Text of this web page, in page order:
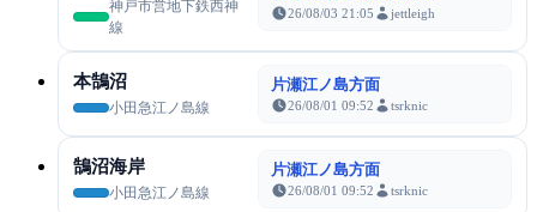
神戸市営地下鉄西神
線
26/08/03 21:05 jettleigh
本鵠沼
小田急江ノ島線
片瀬江ノ島方面
26/08/01 09:52 tsrknic
鵠沼海岸
小田急江ノ島線
片瀬江ノ島方面
26/08/01 09:52 tsrknic